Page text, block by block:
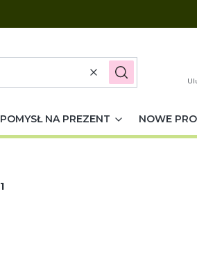
WyczyśćSzukaj
POMYSŁ NA PREZENT NOWE
1